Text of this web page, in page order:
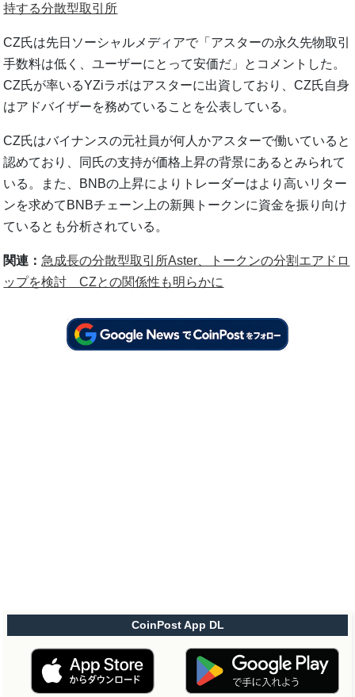
持する分散型取引所
CZ氏は先日ソーシャルメディアで「アスターの永久先物取引
手数料は低く、ユーザーにとって安価だ」とコメントした。
CZ氏が率いるYZiラボはアスターに出資しており、CZ氏自身
はアドバイザーを務めていることを公表している。
CZ氏はバイナンスの元社員が何人かアスターで働いていると
認めており、同氏の支持が価格上昇の背景にあるとみられて
いる。また、BNBの上昇によりトレーダーはより高いリター
ンを求めてBNBチェーン上の新興トークンに資金を振り向け
ているとも分析されている。
関連： 急成長の分散型取引所Aster、トークンの分割エアドロ
ップを検討 CZとの関係性も明らかに
CoinPost App DL